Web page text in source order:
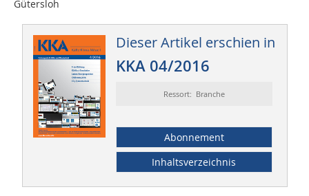
Gütersloh
Dieser Artikel erschien in
KKA 04/2016
Ressort: Branche
Abonnement
Inhaltsverzeichnis